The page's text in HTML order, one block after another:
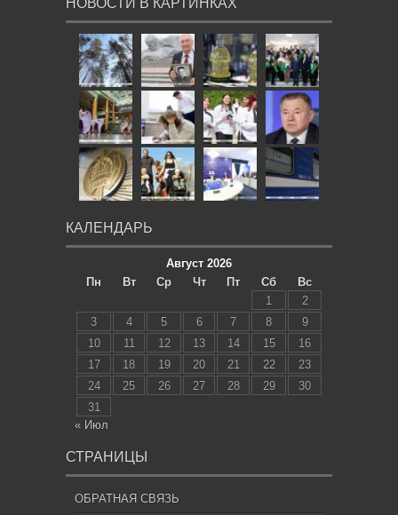
КАЛЕНДАРЬ
Август 2026
Пн
Вт Ср Чт Пт Сб
Вс
1
2
3
4 5 6 7 8
9
10
11 12 13 14 15
16
17
18 19 20 21 22
23
24
25 26 27 28 29
30
31
« Июл
СТРАНИЦЫ
ОБРАТНАЯ СВЯЗЬ